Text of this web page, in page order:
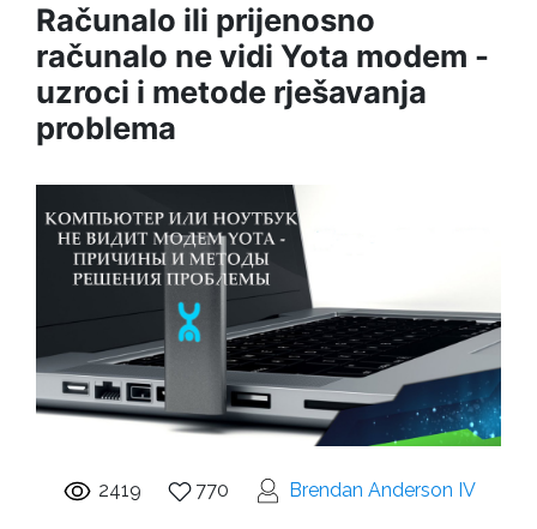
Računalo ili prijenosno
računalo ne vidi Yota modem -
uzroci i metode rješavanja
problema
2419 770 Brendan Anderson IV